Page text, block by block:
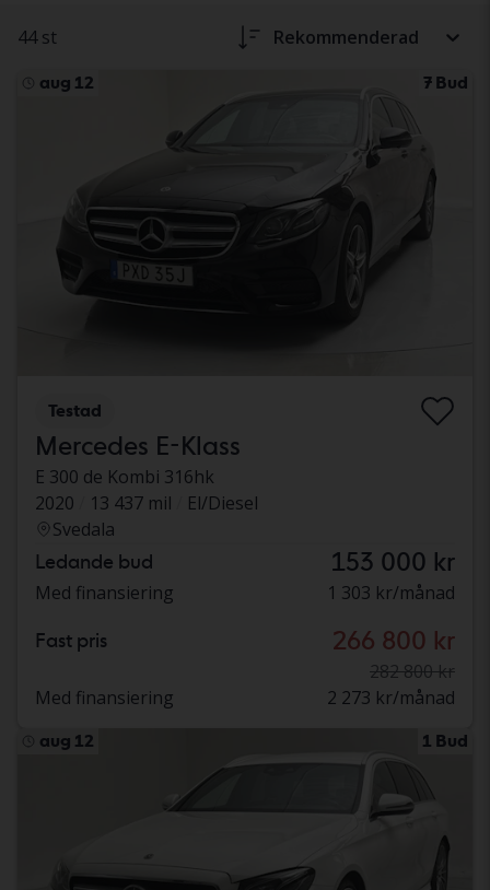
44 st Rekommenderad
aug 12 7 Bud
Testad
Mercedes E-Klass
E 300 de Kombi 316hk
2020
13 437 mil
El/Diesel
Svedala
Ledande bud 153 000 kr
Med finansiering 1 303 kr/månad
Fast pris 266 800 kr
282 800 kr
Med finansiering
2 273 kr/månad
aug 12 1 Bud